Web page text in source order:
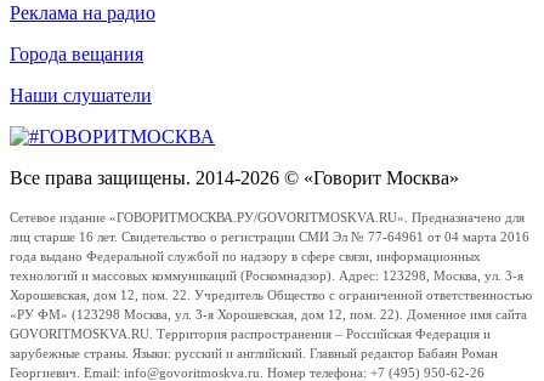
Реклама на радио
Города вещания
Наши слушатели
Все права защищены. 2014-2026 © «Говорит Москва»
Сетевое издание «ГОВОРИТМОСКВА.РУ/GOVORITMOSKVA.RU». Предназначено для
лиц старше 16 лет. Свидетельство о регистрации СМИ Эл № 77-64961 от 04 марта 2016
года выдано Федеральной службой по надзору в сфере связи, информационных
технологий и массовых коммуникаций (Роскомнадзор). Адрес: 123298, Москва, ул. 3-я
Хорошевская, дом 12, пом. 22. Учредитель Общество с ограниченной ответственностью
«РУ ФМ» (123298 Москва, ул. 3-я Хорошевская, дом 12, пом. 22). Доменное имя сайта
GOVORITMOSKVA.RU. Территория распространения – Российская Федерация и
зарубежные страны. Языки: русский и английский. Главный редактор Бабаян Роман
Георгиевич. Email: info@govoritmoskva.ru. Номер телефона: +7 (495) 950-62-26